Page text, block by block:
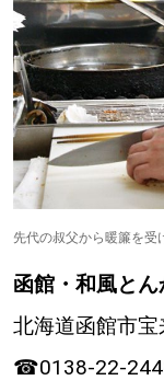
先代の叔父から暖簾を受
函館・和風と
北海道函館市
☎0138-22-